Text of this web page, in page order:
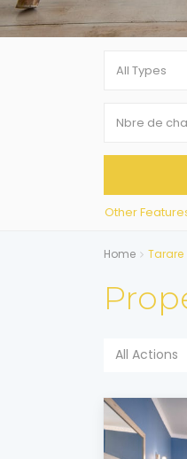
All Types
Nbre de
Other
Home Tarare
All Actions